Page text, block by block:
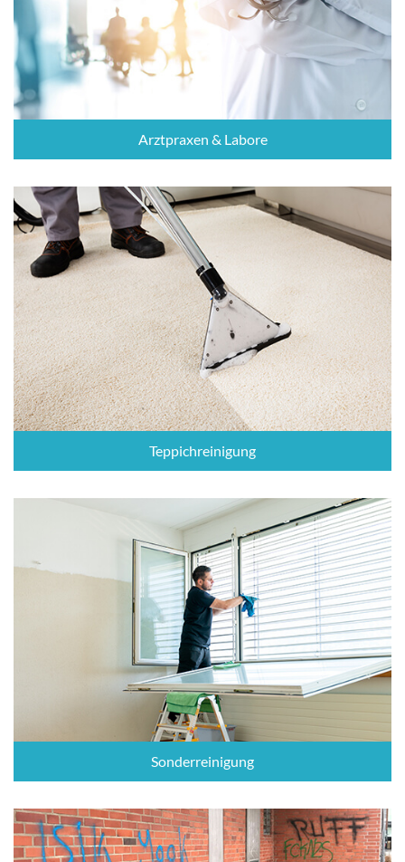
Arztpraxen & Labore
Teppichreinigung
Sonderreinigung